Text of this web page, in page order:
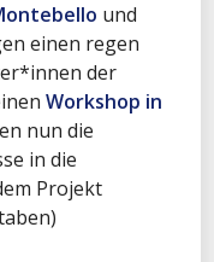
und
einen regen
der
Workshop in
nun die
in die
Projekt